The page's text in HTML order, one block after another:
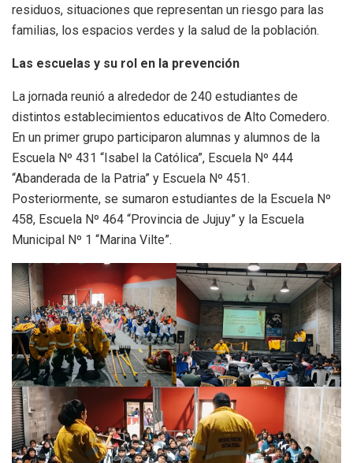
residuos, situaciones que representan un riesgo para las
familias, los espacios verdes y la salud de la población.
Las escuelas y su rol en la prevención
La jornada reunió a alrededor de 240 estudiantes de
distintos establecimientos educativos de Alto Comedero.
En un primer grupo participaron alumnas y alumnos de la
Escuela Nº 431 “Isabel la Católica”, Escuela Nº 444
“Abanderada de la Patria” y Escuela Nº 451.
Posteriormente, se sumaron estudiantes de la Escuela Nº
458, Escuela Nº 464 “Provincia de Jujuy” y la Escuela
Municipal Nº 1 “Marina Vilte”.